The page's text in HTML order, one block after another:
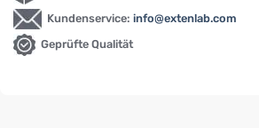
Kundenservice: info@extenlab.com
Geprüfte Qualität